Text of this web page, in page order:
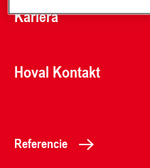
Kariéra
Hoval Kontakt
Referencie